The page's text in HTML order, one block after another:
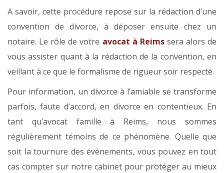
A savoir, cette procédure repose sur la rédaction d’une
convention de divorce, à déposer ensuite chez un
notaire. Le rôle de votre avocat à Reimssera alors de
vous assister quant à la rédaction de la convention, en
veillant à ce que le formalisme de rigueur soir respecté.
Pour information, un divorce à l’amiable se transforme
parfois, faute d’accord, en divorce en contentieux. En
tant qu’avocat famille à Reims, nous sommes
régulièrement témoins de ce phénomène. Quelle que
soit la tournure des évènements, vous pouvez en tout
cas compter sur notre cabinet pour protéger au mieux